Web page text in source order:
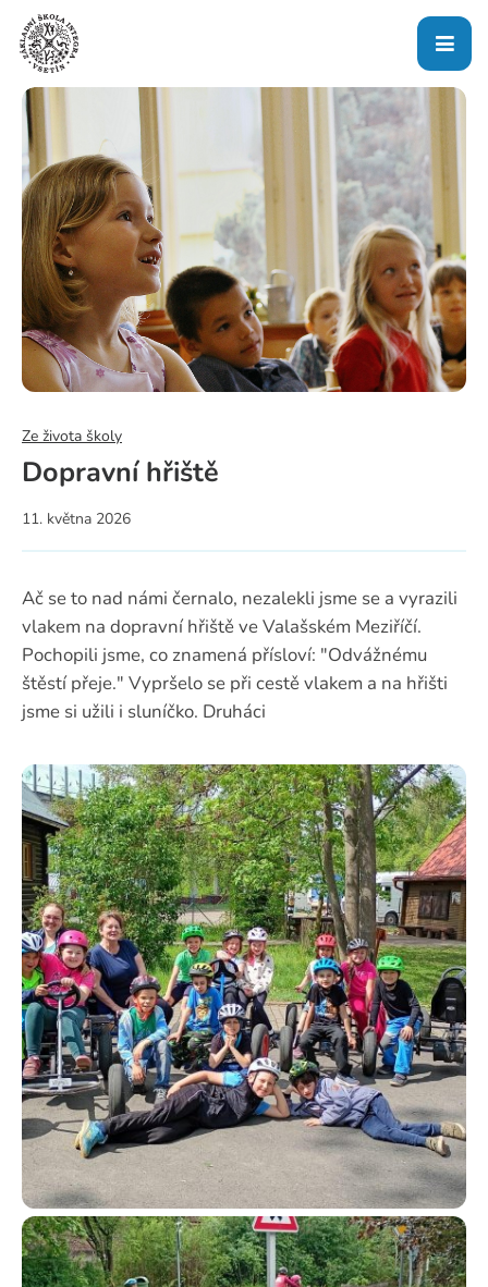
Ze života školy
Dopravní hřiště
11. května 2026
Ač se to nad námi černalo, nezalekli jsme se a vyrazili
vlakem na dopravní hřiště ve Valašském Meziříčí.
Pochopili jsme, co znamená přísloví: "Odvážnému
štěstí přeje." Vypršelo se při cestě vlakem a na hřišti
jsme si užili i sluníčko. Druháci